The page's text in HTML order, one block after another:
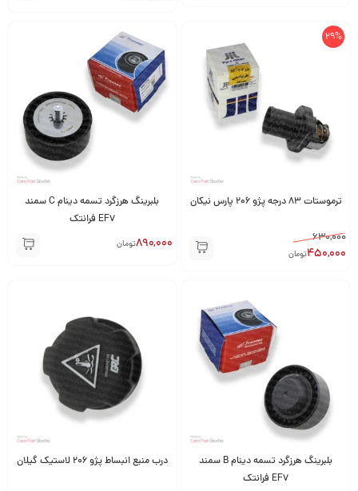
29%
ترموستات 83 درجه پژو 206 پارس نیکان
630,000
450,000تومان
بلبرینگ هرزگرد تسمه دینام C سمند
EF7 فرانتک
890,000تومان
بلبرینگ هرزگرد تسمه دینام B سمند
EF7 فرانتک
درب منبع انبساط پژو 206 لاستیک گیلان